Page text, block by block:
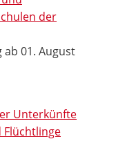
der
01. August
Unterkünfte
Flüchtlinge